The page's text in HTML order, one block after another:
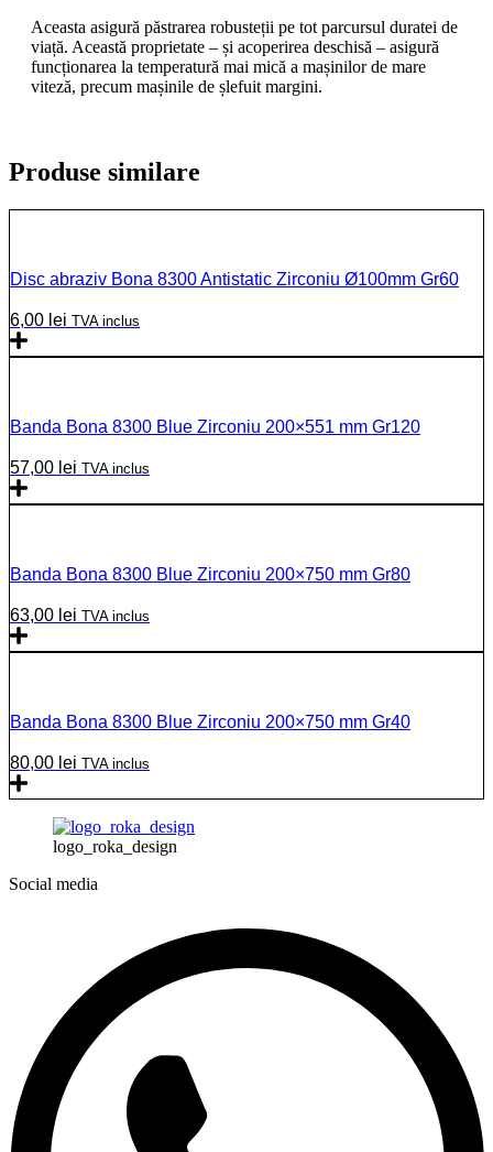
Aceasta asigură păstrarea robusteții pe tot parcursul duratei de
viață. Această proprietate – și acoperirea deschisă – asigură
funcționarea la temperatură mai mică a mașinilor de mare
viteză, precum mașinile de șlefuit margini.
Produse similare
Disc abraziv Bona 8300 Antistatic Zirconiu Ø100mm Gr60
6,00 lei TVA inclus
Banda Bona 8300 Blue Zirconiu 200×551 mm Gr120
57,00 lei TVA inclus
Banda Bona 8300 Blue Zirconiu 200×750 mm Gr80
63,00 lei TVA inclus
Banda Bona 8300 Blue Zirconiu 200×750 mm Gr40
80,00 lei TVA inclus
logo_roka_design
Social media